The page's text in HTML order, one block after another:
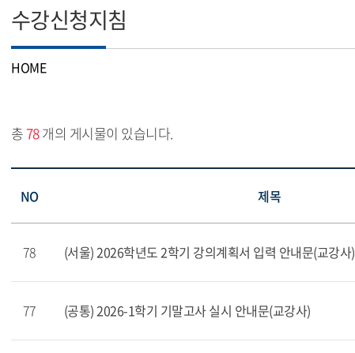
HOME
수강신청지침
총78개의 게시물이 있습니다.
NO 제목
78 (서울) 2026학년도 2학기 강의계획서 입력 안내문(교강사)
77 (공통) 2026-1학기 기말고사 실시 안내문(교강사)